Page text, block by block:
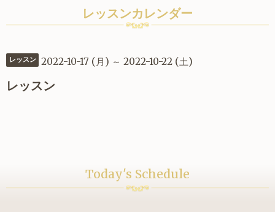
レッスンカレンダー
レッスン 2022-10-17 (月) ～ 2022-10-22 (土)
レッスン
Today's Schedule